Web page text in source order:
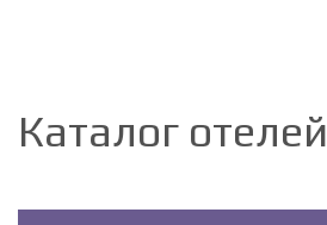
Каталог отелей